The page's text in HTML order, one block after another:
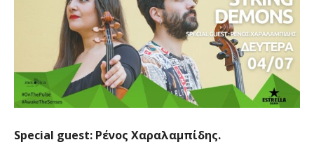
Special guest: Ρένος Χαραλαμπίδης.